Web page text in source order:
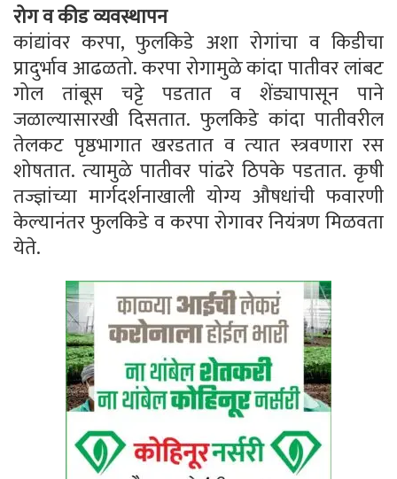
रोग व कीड व्यवस्थापन
कांद्यांवर करपा, फुलकिडे अशा रोगांचा व किडीचा
प्रादुर्भाव आढळतो. करपा रोगामुळे कांदा पातीवर लांबट
गोल तांबूस चट्टे पडतात व शेंड्यापासून पाने
जळाल्यासारखी दिसतात. फुलकिडे कांदा पातीवरील
तेलकट पृष्ठभागात खरडतात व त्‍यात स्त्रवणारा रस
शोषतात. त्‍यामुळे पातीवर पांढरे ठिपके पडतात. कृषी
तज्ज्ञांच्या मार्गदर्शनाखाली योग्य औषधांची फवारणी
केल्यानंतर फुलकिडे व करपा रोगावर नियंत्रण मिळवता
येते.